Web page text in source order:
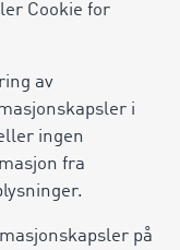
Cookie for
av
i
ingen
fra
på